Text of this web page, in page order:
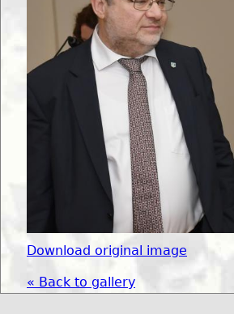
Download original image
« Back to gallery